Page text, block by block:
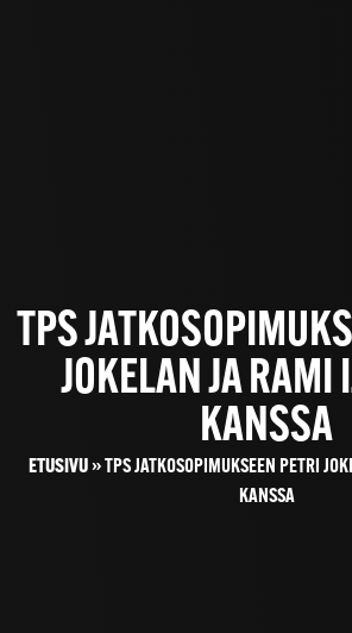
TPS
JOKELAN JA RAMI
KANSSA
ETUSIVU»TPS JATKOSOPIMUKSEEN PETRI
KANSSA